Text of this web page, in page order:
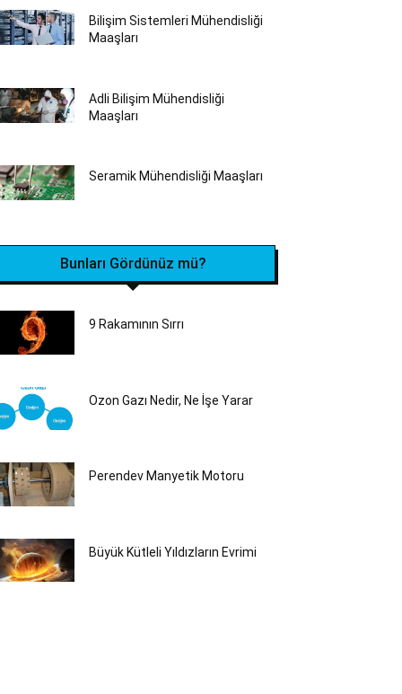
Bilişim Sistemleri Mühendisliği
Maaşları
Adli Bilişim Mühendisliği
Maaşları
Seramik Mühendisliği‎ Maaşları
Bunları Gördünüz mü?
9 Rakamının Sırrı
Ozon Gazı Nedir, Ne İşe Yarar
Perendev Manyetik Motoru
Büyük Kütleli Yıldızların Evrimi